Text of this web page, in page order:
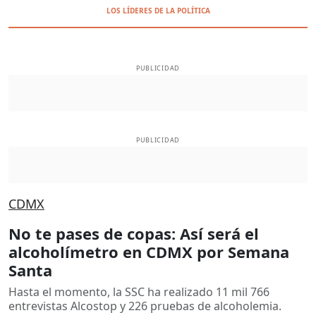
LOS LÍDERES DE LA POLÍTICA
PUBLICIDAD
PUBLICIDAD
CDMX
No te pases de copas: Así será el
alcoholímetro en CDMX por Semana
Santa
Hasta el momento, la SSC ha realizado 11 mil 766
entrevistas Alcostop y 226 pruebas de alcoholemia.